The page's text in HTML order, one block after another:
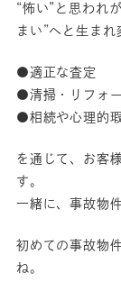
“怖い”と思われ
まい”へと生まれ
●適正な査定
●清掃・リフォ
●相続や心理的
を通じて、お客
す。
一緒に、事故物
初めての事故物
ね。